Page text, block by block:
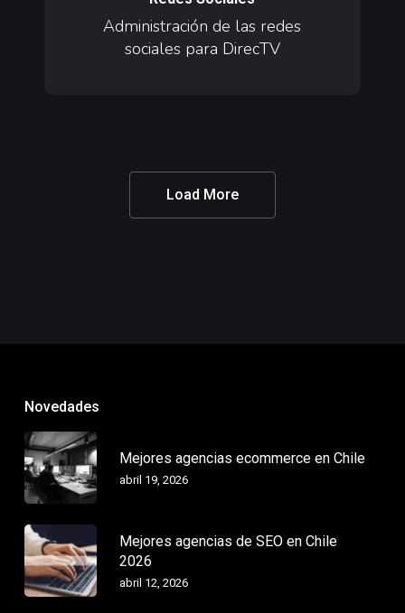
redes
sociales
Administración de las redes
sociales para DirecTV
Load More
Novedades
Mejores agencias ecommerce en Chile
abril 19, 2026
Mejores agencias de SEO en Chile
2026
abril 12, 2026